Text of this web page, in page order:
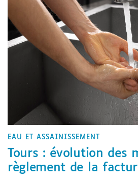
EAU ET ASSAINISSEMENT
Tours : évolution des
règlement de la